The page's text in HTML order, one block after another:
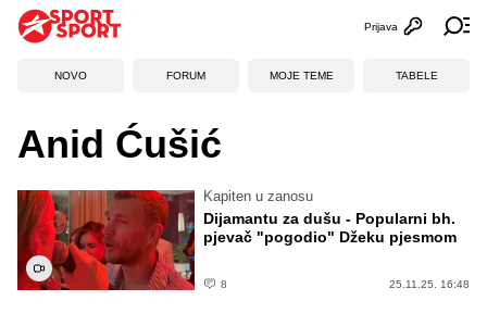
Otvori
Prijava
NOVO FORUM MOJE TEME TABELE
Anid Ćušić
Kapiten u zanosu
Dijamantu za dušu - Popularni bh.
pjevač "pogodio" Džeku pjesmom
8 25.11.25. 16:48